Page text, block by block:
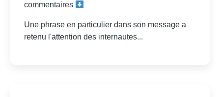
commentaires
Une phrase en particulier dans son message a
retenu l'attention des internautes...